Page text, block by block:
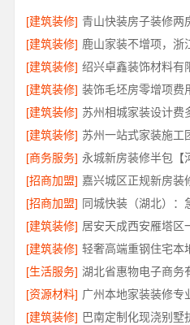
[建筑装修]
[建筑装修]
[建筑装修]
[建筑装修]
[建筑装修]
[建筑装修]
[商务服务]
[招商加盟] 嘉兴城区正规新房装
[招商加盟] 同城快装（湖北）：
[建筑装修]
[建筑装修]
[生活服务]
[资源材料] 广州本地家装装修专
[建筑装修] 巴南定制化现浇别